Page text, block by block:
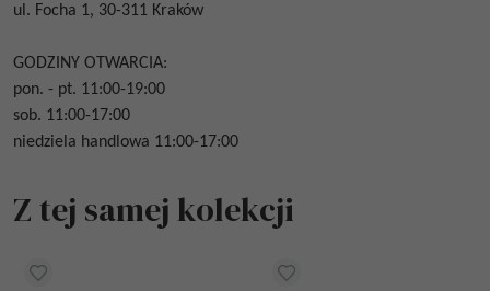
ul. Focha 1, 30-311 Kraków
GODZINY OTWARCIA:
pon. - pt. 11:00-19:00
sob. 11:00-17:00
niedziela handlowa 11:00-17:00
Z tej samej kolekcji